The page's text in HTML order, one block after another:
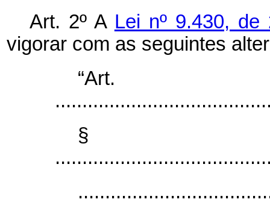
Art. 2º A Lei nº 9.430,
vigorar com as seguintes
§